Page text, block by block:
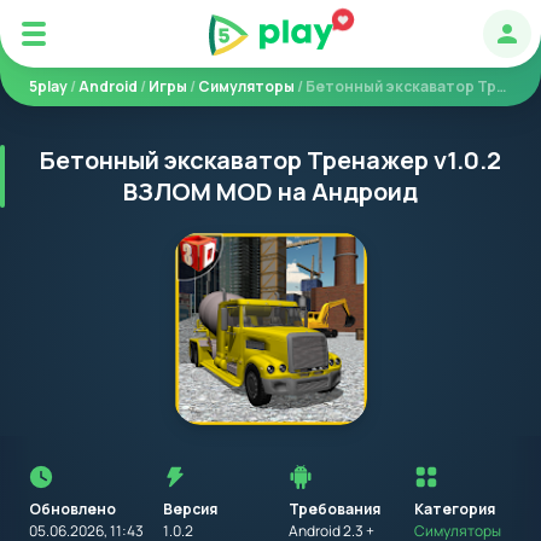
5play/Android /Игры /Симуляторы / Бетонный экскаватор Тренажер
Бетонный экскаватор Тренажер v1.0.2
ВЗЛОМ MOD на Андроид
Обновлено
05.06.2026, 11:43
Версия
1.0.2
Требования
Android 2.3 +
установкой
приложения
на
устройство
Категория
Симуляторы